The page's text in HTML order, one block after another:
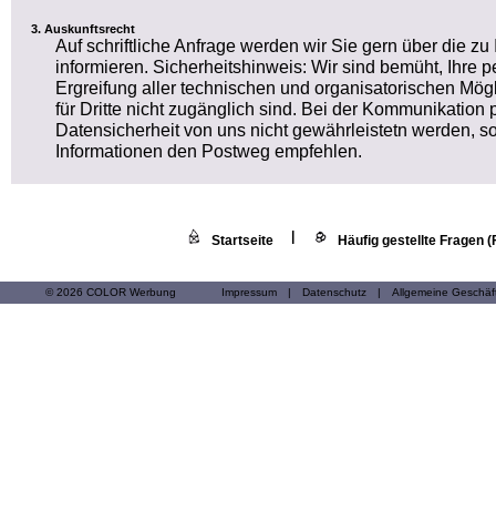
Auskunftsrecht
Auf schriftliche Anfrage werden wir Sie gern über die
informieren. Sicherheitshinweis: Wir sind bemüht, Ihre
Ergreifung aller technischen und organisatorischen
für Dritte nicht zugänglich sind. Bei der Kommunikation
Datensicherheit von uns nicht gewährleistetn werden,
Informationen den Postweg empfehlen.
Startseite Häufig gestellte Fragen
© 2026 COLOR Werbung Impressum | Datenschutz | Allgemeine